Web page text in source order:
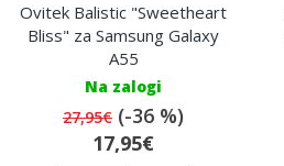
Ovitek Balistic "Sweetheart
Bliss" za Samsung Galaxy
A55
Na zalogi
27,95€ (-36 %)
17,95€